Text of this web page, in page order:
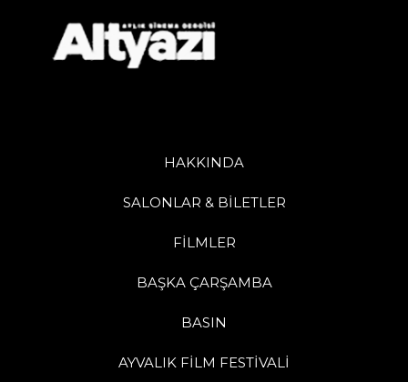
HAKKINDA
SALONLAR & BİLETLER
FİLMLER
BAŞKA ÇARŞAMBA
BASIN
AYVALIK FİLM FESTİVALİ